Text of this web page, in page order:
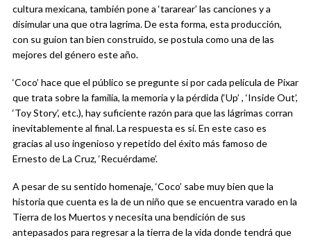
cultura mexicana, también pone a ‘tararear’ las canciones y a
disimular una que otra lagrima. De esta forma, esta producción,
con su guion tan bien construido, se postula como una de las
mejores del género este año.
‘Coco’ hace que el público se pregunte si por cada película de Pixar
que trata sobre la familia, la memoria y la pérdida (‘Up’ , ‘Inside Out’,
‘Toy Story’, etc.), hay suficiente razón para que las lágrimas corran
inevitablemente al final. La respuesta es sí. En este caso es
gracias al uso ingenioso y repetido del éxito más famoso de
Ernesto de La Cruz, ‘Recuérdame’.
A pesar de su sentido homenaje, ‘Coco’ sabe muy bien que la
historia que cuenta es la de un niño que se encuentra varado en la
Tierra de los Muertos y necesita una bendición de sus
antepasados ​​para regresar a la tierra de la vida donde tendrá que